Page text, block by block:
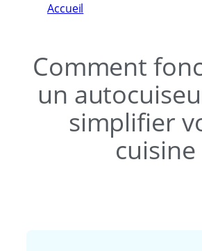
Accueil
Comment
un
simplifier
cuisine